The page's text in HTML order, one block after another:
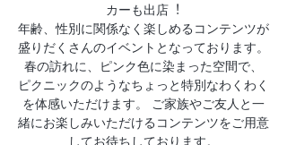
カーも出店︕
年齢、性別に関係なく楽しめるコンテンツが
盛りだくさんのイベントとなっております。
春の訪れに、ピンク⾊に染まった空間で、
ピクニックのようなちょっと特別なわくわく
を体感いただけます。 ご家族やご友⼈と⼀
緒にお楽しみいただけるコンテンツをご⽤意
してお待ちしております。